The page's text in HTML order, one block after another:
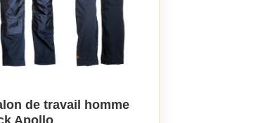
de travail homme
Apollo